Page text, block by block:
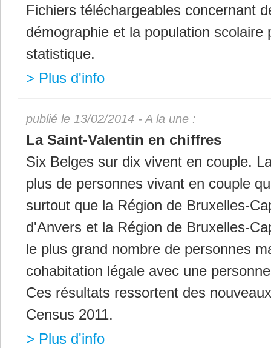
Fichiers téléchargeables concernant
démographie et la population scolaire
statistique.
> Plus d'info
publié le 13/02/2014 - A la une :
La Saint-Valentin en chiffres
Six Belges sur dix vivent en couple.
plus de personnes vivant en couple
surtout que la Région de Bruxelles-
d'Anvers et la Région de Bruxelles-
le plus grand nombre de personnes
cohabitation légale avec une
Ces résultats ressortent des
Census 2011.
> Plus d'info